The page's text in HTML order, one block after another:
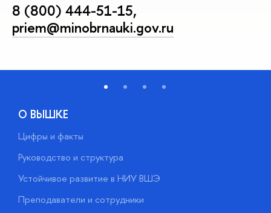
8 (800) 444-51-15,
priem@minobrnauki.gov.ru
О ВЫШКЕ
Цифры и факты
Руководство и структура
Устойчивое развитие в НИУ ВШЭ
Преподаватели и сотрудники